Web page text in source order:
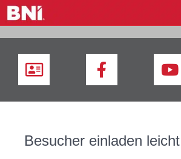
Besucher einladen